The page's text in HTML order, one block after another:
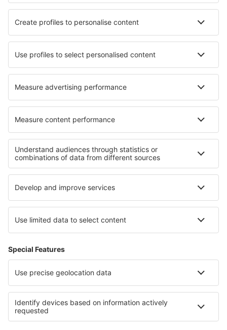
Hotels in Alberschwende Hotels in Neuenkirchen
Hotels in Gračišče Hotels in Ba Da
Hotels in Urnerboden Hotels in Ghisalba
Die besten Hotels - Regionen
Hotels in Louisiana Hotels in Zion-Nationalpark
Hotels in Tennessee Hotels in Pensacola Beach
Hotels auf Maui Hotels in Kefalonia
Hotels in Costa Adeje Hotels in Castile-La Mancha
Hotels in Rila Mountains Hotels in Obertauern